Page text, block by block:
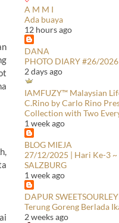
A M M I
Ada buaya
12 hours ago
DANA
PHOTO DIARY #26/2026
2 days ago
IAMFUZY™ Malaysian
C.Rino by Carlo Rino
Collection with Two
1 week ago
BLOG MIEJA
27/12/2025 | Hari Ke-3 ~
SALZBURG
1 week ago
DAPUR
Terung Goreng Berlada
2 weeks ago